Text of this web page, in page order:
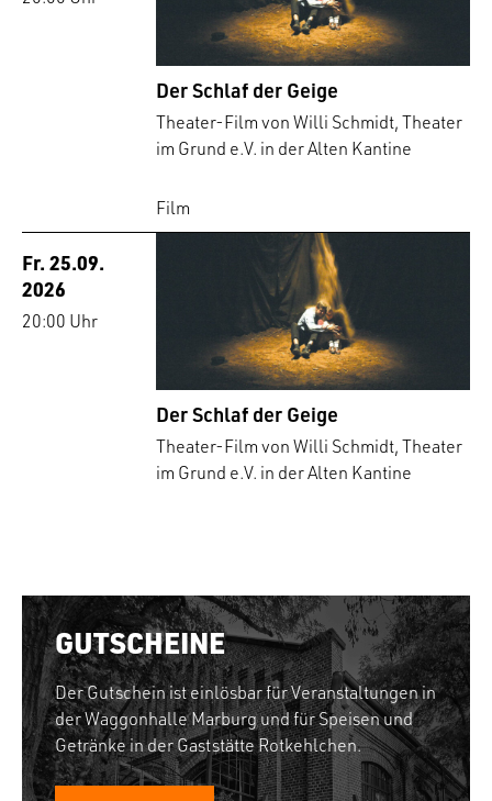
Der Schlaf der Geige
Theater-Film von Willi Schmidt, Theater
im Grund e.V. in der Alten Kantine
Film
Fr. 25.09.
2026
20:00 Uhr
Der Schlaf der Geige
Theater-Film von Willi Schmidt, Theater
im Grund e.V. in der Alten Kantine
GUTSCHEINE
Der Gutschein ist einlösbar für Veranstaltungen in
der Waggonhalle Marburg und für Speisen und
Getränke in der Gaststätte Rotkehlchen.